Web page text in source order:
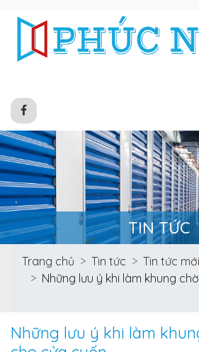
TIN TỨC
Trang chủ Tin tức
Tin tức mới
Những lưu ý khi làm khung
Những lưu ý khi làm